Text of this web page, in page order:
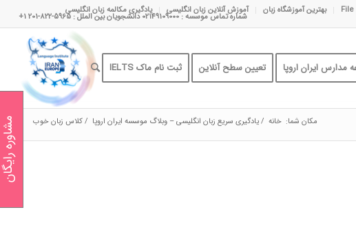
File بهترین آموزشگاه زبان آموزش آنلاین زبان انگلیسی یادگیری مکالمه زبان انگلیسی
شماره تماس موسسه : 02149109000 دانشجویان بین الملل : 5965-822-201 1+
مدارس ایران اروپا تعیین سطح آنلاین ثبت نام ماک IELTS
مکان شما: خانه /یادگیری سریع زبان انگلیسی – وبلاگ موسسه ایران اروپا /کلاس زبان خوب